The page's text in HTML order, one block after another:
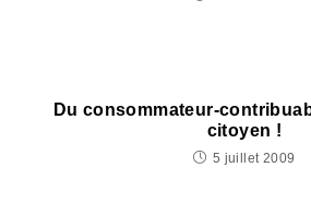
Du consommateur-
citoyen !
5 juillet 2009